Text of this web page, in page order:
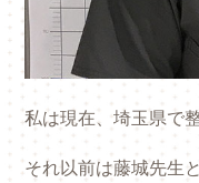
私は現在、埼玉県で
それ以前は藤城先生